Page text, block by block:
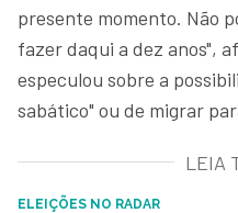
presente momento. Não
fazer daqui a dez anos",
especulou sobre a
sabático" ou de migrar
LEIA
ELEIÇÕES NO RADAR